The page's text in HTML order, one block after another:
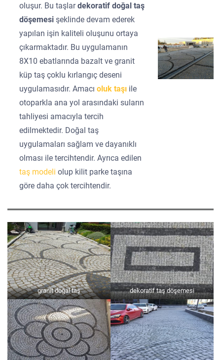
oluşur. Bu taşlardekoratif doğal taş
döşemesişeklinde devam ederek
yapılan işin kaliteli oluşunu ortaya
çıkarmaktadır. Bu uygulamanın
8X10 ebatlarında bazalt ve granit
küp taş çoklu kırlangıç deseni
uygulamasıdır. Amacıoluk taşı ile
otoparkla ana yol arasındaki suların
tahliyesi amacıyla tercih
edilmektedir. Doğal taş
uygulamaları sağlam ve dayanıklı
olması ile tercihtendir. Ayrıca edilen
taş modeliolup kilit parke taşına
göre daha çok tercihtendir.
granit doğal taş dekoratif taş döşemesi